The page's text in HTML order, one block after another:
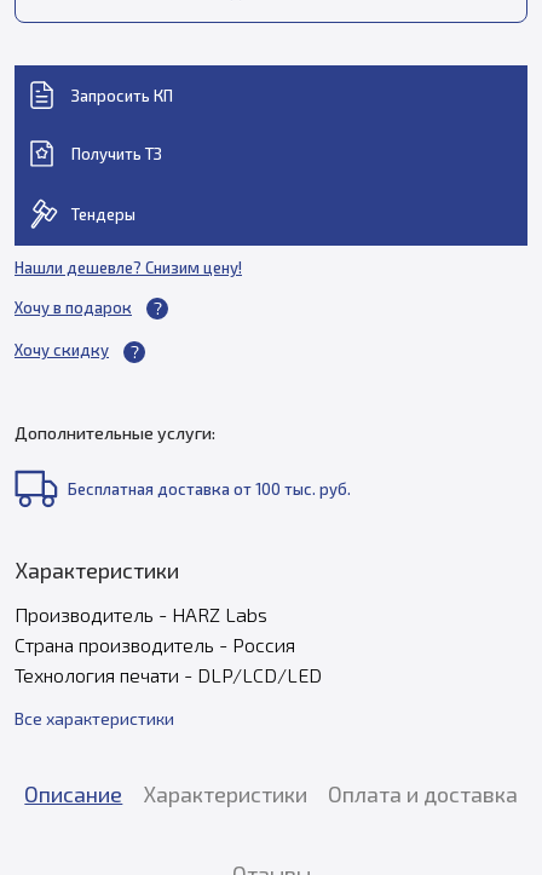
Запросить КП
Получить ТЗ
Тендеры
Нашли дешевле? Снизим цену!
Хочу в подарок
Хочу скидку
Дополнительные услуги:
Бесплатная доставка от 100 тыс. руб.
Характеристики
Производитель - HARZ Labs
Страна производитель - Россия
Технология печати - DLP/LCD/LED
Все характеристики
Описание Характеристики Оплата и доставка